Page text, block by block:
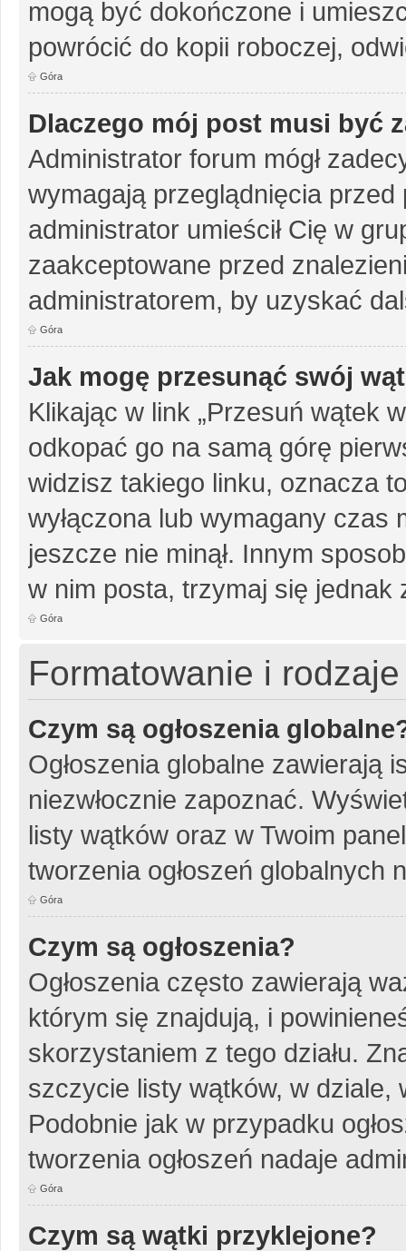
mogą być dokończone i
powrócić do kopii roboczej,
Góra
Dlaczego mój post musi być
Administrator forum mógł
wymagają przeglądnięcia
administrator umieścił Cię w
zaakceptowane przed
administratorem, by uzyskać
Góra
Jak mogę przesunąć swój
Klikając w link „Przesuń wątek
odkopać go na samą górę
widzisz takiego linku, oznacza
wyłączona lub wymagany
jeszcze nie minął. Innym
w nim posta, trzymaj się jednak
Góra
Formatowanie i
Czym są ogłoszenia
Ogłoszenia globalne zawierają
niezwłocznie zapoznać.
listy wątków oraz w Twoim
tworzenia ogłoszeń globalnych
Góra
Czym są ogłoszenia?
Ogłoszenia często zawierają
którym się znajdują, i
skorzystaniem z tego działu.
szczycie listy wątków, w dziale,
Podobnie jak w przypadku
tworzenia ogłoszeń nadaje
Góra
Czym są wątki przyklejone?